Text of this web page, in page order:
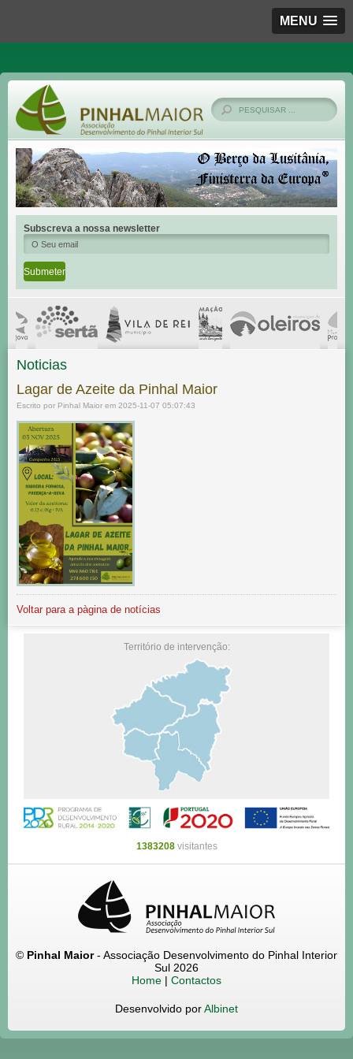
MENU
Subscreva a nossa newsletter
Noticias
Lagar de Azeite da Pinhal Maior
Escrito por Pinhal Maior em 2025-11-07 05:07:43
Voltar para a pàgina de notícias
Território de intervenção:
1383208visitantes
© Pinhal Maior- Associação Desenvolvimento do Pinhal Interior
Sul 2026
Home | Contactos
Desenvolvido porAlbinet